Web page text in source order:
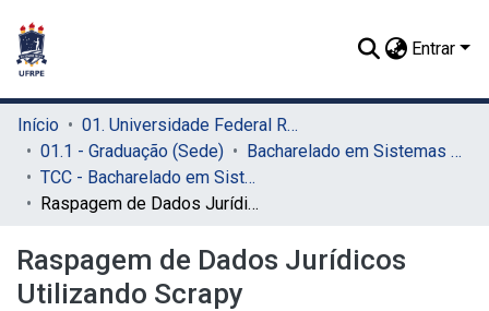
Entrar
Início
01. Universidade Federal Rural de Pernambuco - UFRPE (Sede)
01.1 - Graduação (Sede)
Bacharelado em Sistemas de Informação (Sede)
TCC - Bacharelado em Sistemas da Informação (Sede)
Raspagem de Dados Jurídicos Utilizando Scrapy
Raspagem de Dados Jurídicos
Utilizando Scrapy